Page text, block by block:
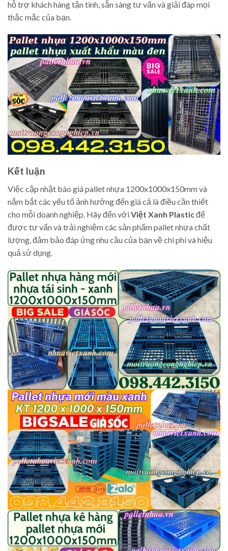
hỗ trợ khách hàng tận tình, sẵn sàng tư vấn và giải đáp mọi
thắc mắc của bạn.
Kết luận
Việc cập nhật báo giá pallet nhựa 1200x1000x150mm và
nắm bắt các yếu tố ảnh hưởng đến giá cả là điều cần thiết
cho mỗi doanh nghiệp. Hãy đến vớiViệt Xanh Plasticđể
được tư vấn và trải nghiệm các sản phẩm pallet nhựa chất
lượng, đảm bảo đáp ứng nhu cầu của bạn về chi phí và hiệu
quả sử dụng.